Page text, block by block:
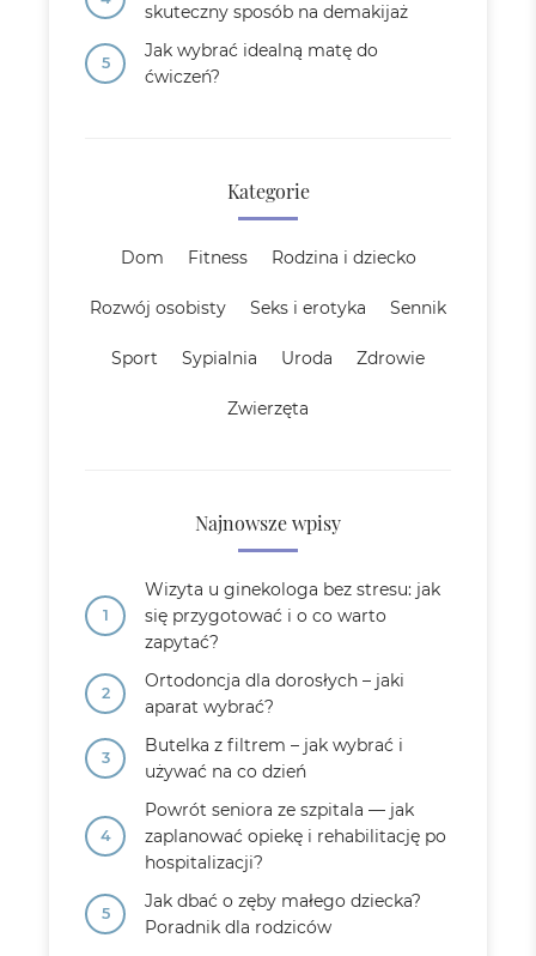
skuteczny sposób na demakijaż
Jak wybrać idealną matę do
ćwiczeń?
Kategorie
Dom Fitness Rodzina i dziecko
Rozwój osobisty Seks i erotyka Sennik
Sport Sypialnia Uroda Zdrowie
Zwierzęta
Najnowsze wpisy
Wizyta u ginekologa bez stresu: jak
się przygotować i o co warto
zapytać?
Ortodoncja dla dorosłych – jaki
aparat wybrać?
Butelka z filtrem – jak wybrać i
używać na co dzień
Powrót seniora ze szpitala — jak
zaplanować opiekę i rehabilitację po
hospitalizacji?
Jak dbać o zęby małego dziecka?
Poradnik dla rodziców